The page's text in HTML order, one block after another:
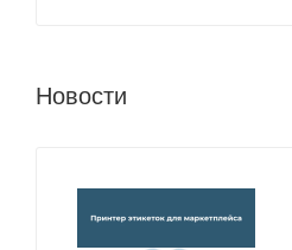
Новости